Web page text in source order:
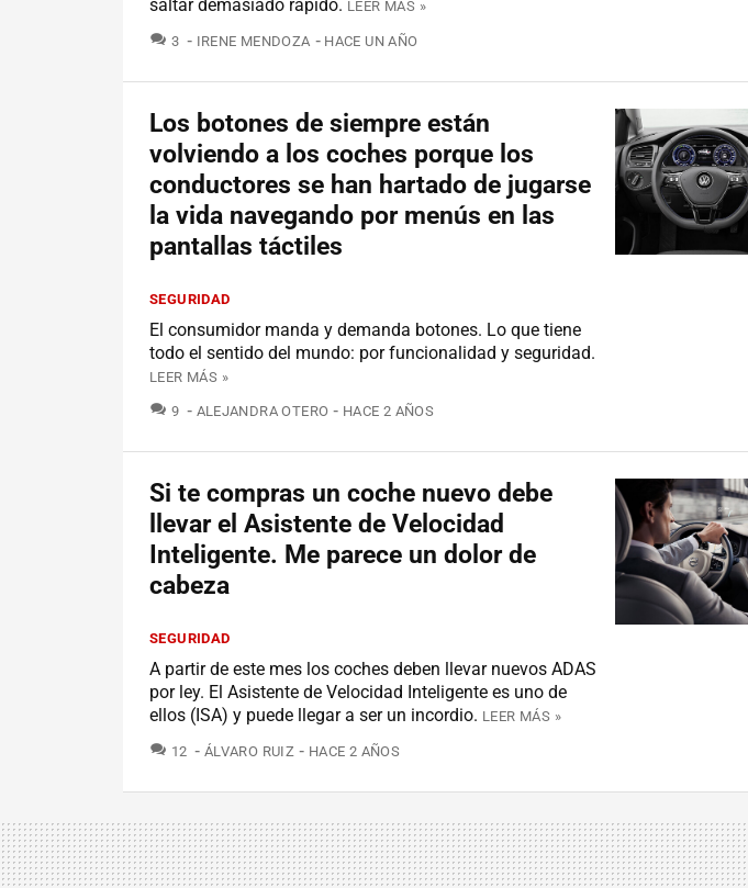
saltar demasiado rápido. LEER MÁS »
3 COMENTARIOS
IRENE MENDOZA HACE UN AÑO
Los botones de siempre están
volviendo a los coches porque los
conductores se han hartado de jugarse
la vida navegando por menús en las
pantallas táctiles
SEGURIDAD
El consumidor manda y demanda botones. Lo que tiene
todo el sentido del mundo: por funcionalidad y seguridad.
LEER MÁS »
9 COMENTARIOS
ALEJANDRA OTERO HACE 2 AÑOS
Si te compras un coche nuevo debe
llevar el Asistente de Velocidad
Inteligente. Me parece un dolor de
cabeza
SEGURIDAD
A partir de este mes los coches deben llevar nuevos ADAS
por ley. El Asistente de Velocidad Inteligente es uno de
ellos (ISA) y puede llegar a ser un incordio. LEER MÁS »
12 COMENTARIOS
ÁLVARO RUIZ HACE 2 AÑOS